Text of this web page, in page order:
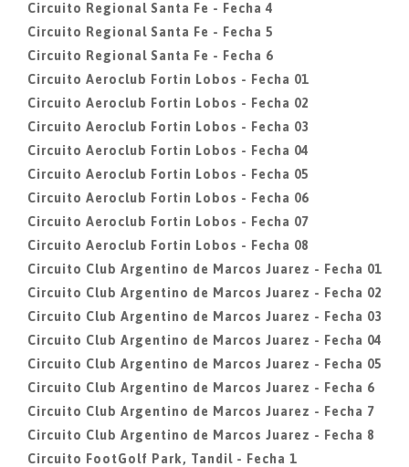
Circuito Regional Santa Fe - Fecha 4
Circuito Regional Santa Fe - Fecha 5
Circuito Regional Santa Fe - Fecha 6
Circuito Aeroclub Fortin Lobos - Fecha 01
Circuito Aeroclub Fortin Lobos - Fecha 02
Circuito Aeroclub Fortin Lobos - Fecha 03
Circuito Aeroclub Fortin Lobos - Fecha 04
Circuito Aeroclub Fortin Lobos - Fecha 05
Circuito Aeroclub Fortin Lobos - Fecha 06
Circuito Aeroclub Fortin Lobos - Fecha 07
Circuito Aeroclub Fortin Lobos - Fecha 08
Circuito Club Argentino de Marcos Juarez - Fecha 01
Circuito Club Argentino de Marcos Juarez - Fecha 02
Circuito Club Argentino de Marcos Juarez - Fecha 03
Circuito Club Argentino de Marcos Juarez - Fecha 04
Circuito Club Argentino de Marcos Juarez - Fecha 05
Circuito Club Argentino de Marcos Juarez - Fecha 6
Circuito Club Argentino de Marcos Juarez - Fecha 7
Circuito Club Argentino de Marcos Juarez - Fecha 8
Circuito FootGolf Park, Tandil - Fecha 1